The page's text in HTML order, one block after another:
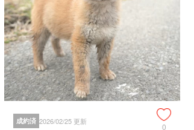
成約済 2026/02/25 更新
0